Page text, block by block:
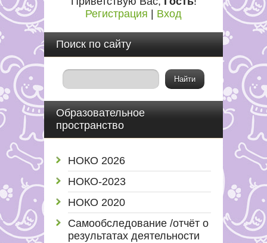
Регистрация
Вход
Поиск по сайту
Образовательное
пространство
НОКО 2026
НОКО-2023
НОКО 2020
Самообследование /отчёт о
результатах деятельности